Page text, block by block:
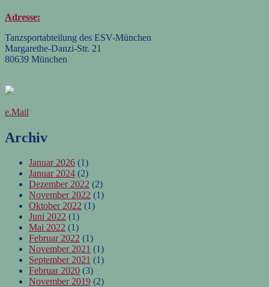
Adresse:
Tanzsportabteilung des ESV-München
Margarethe-Danzi-Str. 21
80639 München
e.Mail
Archiv
Januar 2026 (1)
Januar 2024 (2)
Dezember 2022 (2)
November 2022 (1)
Oktober 2022 (1)
Juni 2022 (1)
Mai 2022 (1)
Februar 2022 (1)
November 2021 (1)
September 2021 (1)
Februar 2020 (3)
November 2019 (2)